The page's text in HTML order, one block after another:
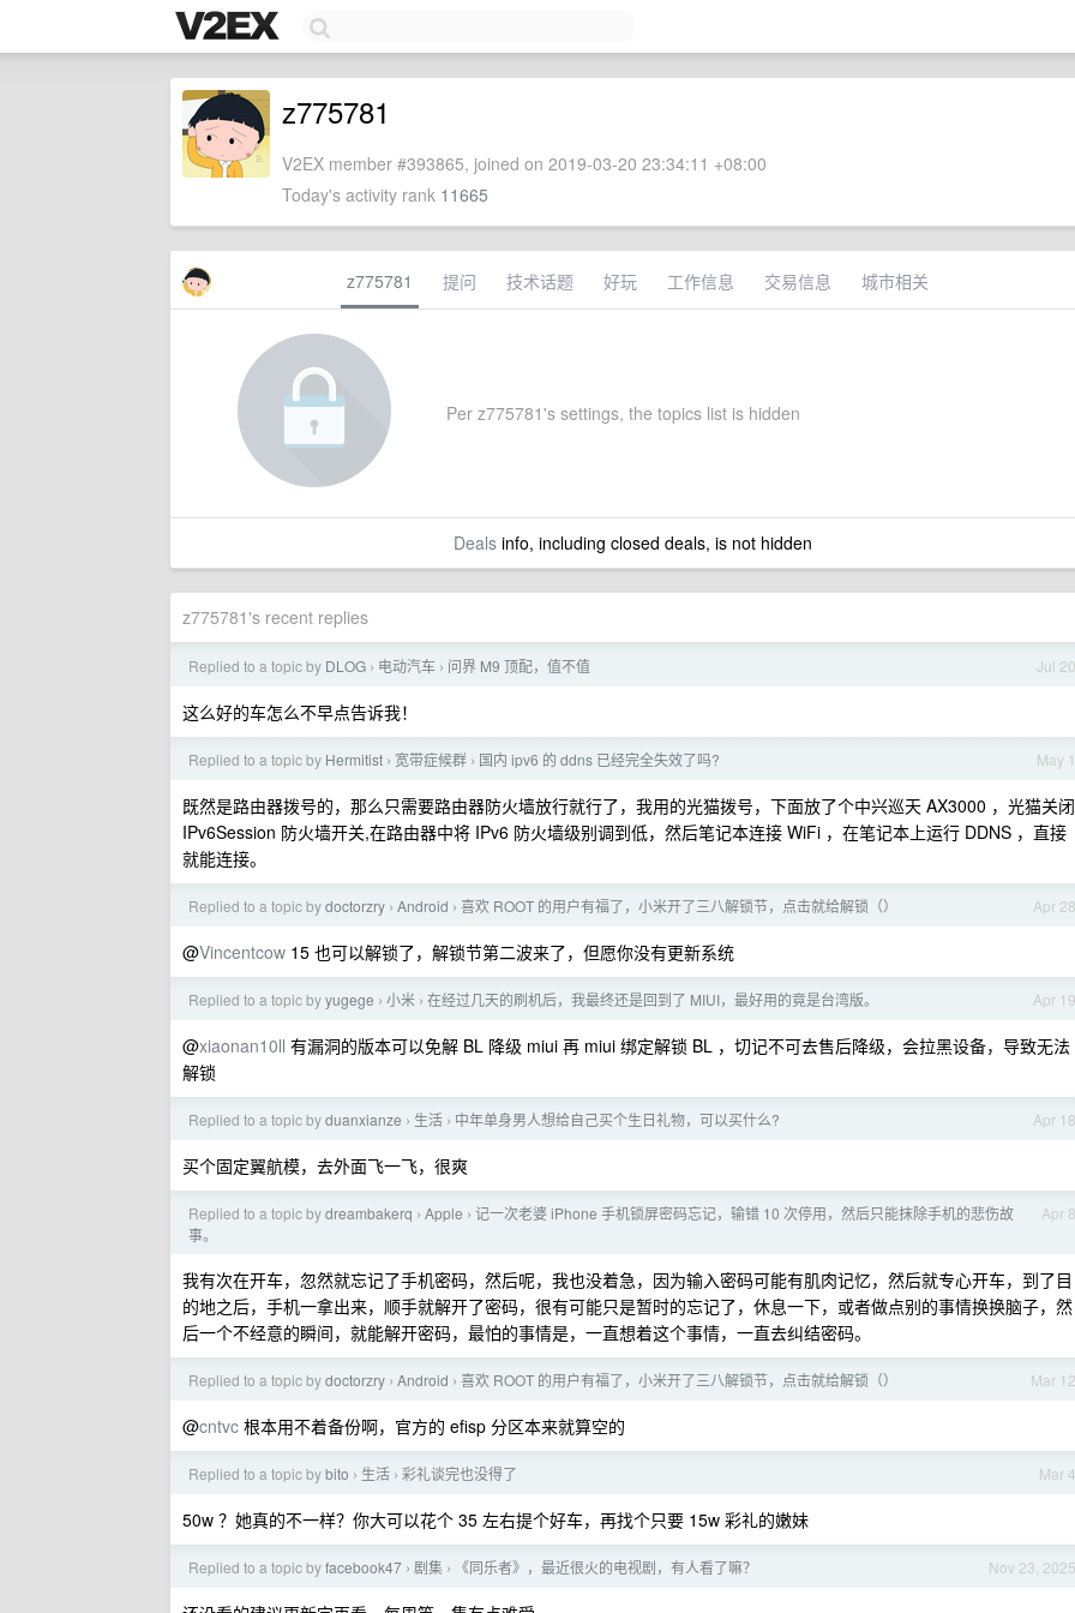
z775781
V2EX member #393865, joined on 2019-03-20 23:34:11 +08:00
Today's activity rank 11665
z775781 提问 技术话题 好玩 工作信息 交易信息 城市相关
Per z775781's settings, the topics list is hidden
Dealsinfo, including closed deals, is not hidden
z775781's recent replies
Jul 20
Replied to a topic by DLOG › 电动汽车 › 问界 M9 顶配，值不值
这么好的车怎么不早点告诉我！
May 1
Replied to a topic by Hermitist › 宽带症候群 › 国内 ipv6 的 ddns 已经完全失效了吗?
既然是路由器拨号的，那么只需要路由器防火墙放行就行了，我用的光猫拨号，下面放了个中兴巡天 AX3000 ，光猫关闭
IPv6Session 防火墙开关,在路由器中将 IPv6 防火墙级别调到低，然后笔记本连接 WiFi ，在笔记本上运行 DDNS ，直接
就能连接。
Apr 28
Replied to a topic bydoctorzry › Android › 喜欢 ROOT 的用户有福了，小米开了三八解锁节，点击就给解锁（）
@Vincentcow 15 也可以解锁了，解锁节第二波来了，但愿你没有更新系统
Apr 19
Replied to a topic byyugege › 小米 › 在经过几天的刷机后，我最终还是回到了 MIUI，最好用的竟是台湾版。
@xiaonan10ll 有漏洞的版本可以免解 BL 降级 miui 再 miui 绑定解锁 BL ，切记不可去售后降级，会拉黑设备，导致无法
解锁
Apr 18
Replied to a topic byduanxianze › 生活 › 中年单身男人想给自己买个生日礼物，可以买什么?
买个固定翼航模，去外面飞一飞，很爽
Apr 8
Replied to a topic bydreambakerq › Apple › 记一次老婆 iPhone 手机锁屏密码忘记，输错 10 次停用，然后只能抹除手机的悲伤故
事。
我有次在开车，忽然就忘记了手机密码，然后呢，我也没着急，因为输入密码可能有肌肉记忆，然后就专心开车，到了目
的地之后，手机一拿出来，顺手就解开了密码，很有可能只是暂时的忘记了，休息一下，或者做点别的事情换换脑子，然
后一个不经意的瞬间，就能解开密码，最怕的事情是，一直想着这个事情，一直去纠结密码。
Mar 12
Replied to a topic bydoctorzry › Android › 喜欢 ROOT 的用户有福了，小米开了三八解锁节，点击就给解锁（）
@cntvc 根本用不着备份啊，官方的 efisp 分区本来就算空的
Mar 4
Replied to a topic bybito › 生活 › 彩礼谈完也没得了
50w ？她真的不一样？你大可以花个 35 左右提个好车，再找个只要 15w 彩礼的嫩妹
Nov 23, 2025
Replied to a topic byfacebook47 › 剧集 › 《同乐者》，最近很火的电视剧，有人看了嘛？